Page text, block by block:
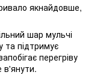
якнайдовше,
шар мульчі
та підтримує
перегріву
в'янути.